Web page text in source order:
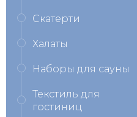
Скатерти
Халаты
Наборы для сауны
Текстиль для
гостиниц